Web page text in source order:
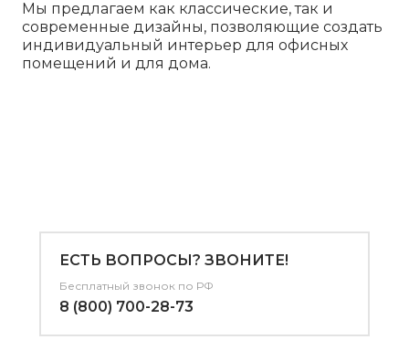
Мы предлагаем как классические, так и
современные дизайны, позволяющие создать
индивидуальный интерьер для офисных
помещений и для дома.
ЕСТЬ ВОПРОСЫ? ЗВОНИТЕ!
Бесплатный звонок по РФ
8 (800) 700-28-73